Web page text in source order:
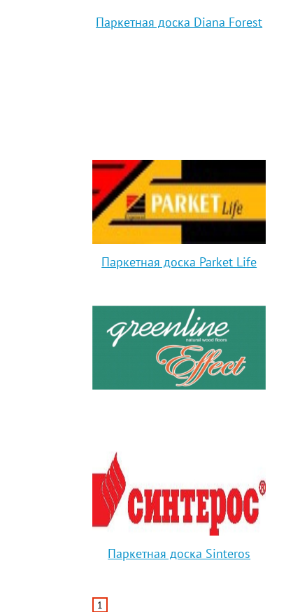
Паркетная доска Diana Forest
Паркетная доска Parket Life
Паркетная доска Sinteros
1